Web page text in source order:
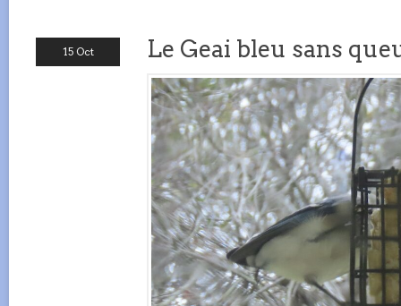
15 Oct Le Geai bleu sans